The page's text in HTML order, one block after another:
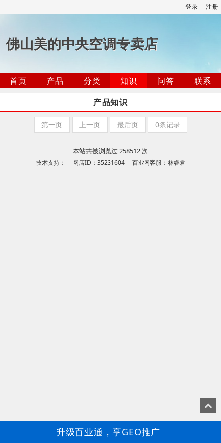
登录 注册
佛山美的中央空调专卖店
首页 产品 分类 知识 问答
联系
产品知识
第一页 上一页 最后页 0条记录
本站共被浏览过 258512 次
技术支持： 网店ID：35231604 百业网客服：林睿君
升级百业通，享GEO推广